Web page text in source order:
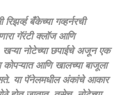
बँकेच्या गव्हर्नरची
गॅरंटी क्लॉज आणि
नोटेच्या छपाईचे अजून एक
कोपऱ्यात आणि खालच्या बाजूला
या पॅनेलमधील अंकांचे आकार